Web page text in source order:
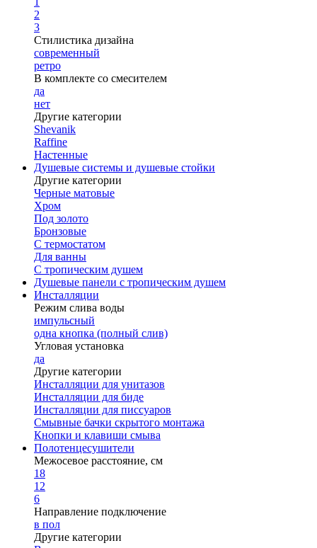
2
3
Стилистика дизайна
современный
ретро
В комплекте со смесителем
да
нет
Другие категории
Shevanik
Raffine
Настенные
Душевые системы и душевые стойки
Другие категории
Черные матовые
Хром
Под золото
Бронзовые
С термостатом
Для ванны
С тропическим душем
Душевые панели с тропическим душем
Инсталляции
Режим слива воды
импульсный
одна кнопка (полный слив)
Угловая установка
да
Другие категории
Инсталляции для унитазов
Инсталляции для биде
Инсталляции для писсуаров
Смывные бачки скрытого монтажа
Кнопки и клавиши смыва
Полотенцесушители
Межосевое расстояние, см
18
12
6
Направление подключение
в пол
Другие категории